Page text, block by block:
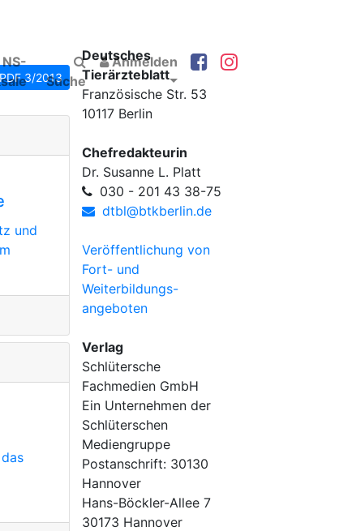
NS-
Suche
Anmelden
3/2013
und
Deutsches
Tierärzteblatt
Französische Str. 53
10117 Berlin
Chefredakteurin
Dr. Susanne L. Platt
030 - 201 43 38-75
dtbl@btkberlin.de
Veröffentlichung von
Fort- und
Weiterbildungs-
angeboten
Verlag
Schlütersche
Fachmedien GmbH
Ein Unternehmen der
Schlüterschen
Mediengruppe
Postanschrift: 30130
Hannover
Hans-Böckler-Allee 7
30173 Hannover